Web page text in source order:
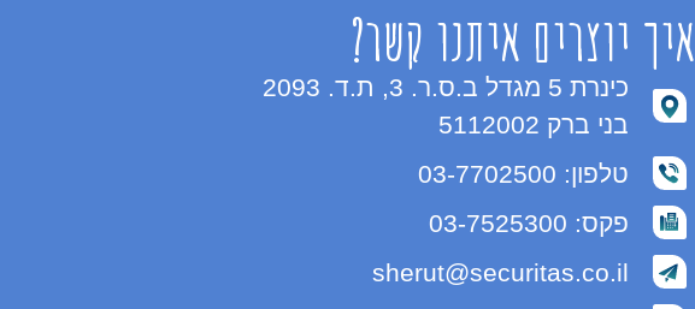
איך יוצרים איתנו קשר?
כינרת 5 מגדל ב.ס.ר. 3, ת.ד. 2093
בני ברק 5112002
טלפון: 03-7702500
פקס: 03-7525300
sherut@securitas.co.il